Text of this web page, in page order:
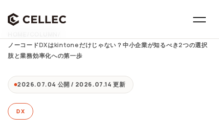
ノーコードDXはkintoneだけじゃない？中小企業が知るべき2つの選択
肢と業務効率化への第一歩
2026.07.04 公開 / 2026.07.14 更新
DX